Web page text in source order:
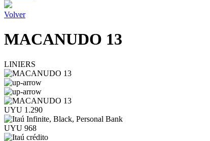
Volver
MACANUDO 13
LINIERS
UYU 1.290
UYU 968